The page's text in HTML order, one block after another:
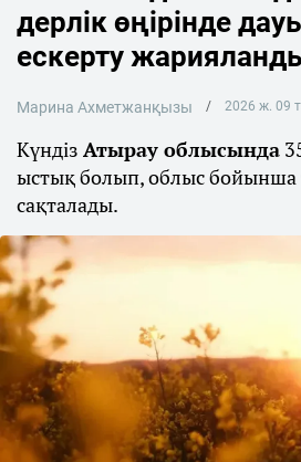
дерлік өңірінде
ескерту
Марина Ахметжанқызы 2026 ж. 09
Күндіз Атырау облысында
ыстық болып, облыс бойынша
сақталады.